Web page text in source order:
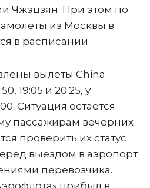
Чжэцзян. При этом по
из Москвы в
в расписании.
вылеты China
19:05 и 20:25, у
Ситуация остается
пассажирам вечерних
проверить их статус
выездом в аэропорт
перевозчика.
прибыл в